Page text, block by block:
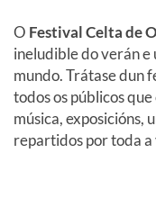
O Festival Celta de
ineludible do verán e
mundo. Trátase dun
todos os públicos
música, exposicións,
repartidos por toda a